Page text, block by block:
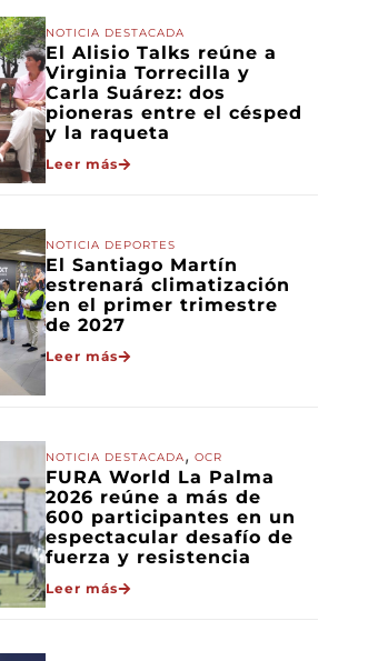
NOTICIA DESTACADA
El Alisio Talks reúne a
Virginia Torrecilla y
Carla Suárez: dos
pioneras entre el césped
y la raqueta
Leer más
NOTICIA DEPORTES
El Santiago Martín
estrenará climatización
en el primer trimestre
de 2027
Leer más
NOTICIA DESTACADA, OCR
FURA World La Palma
2026 reúne a más de
600 participantes en un
espectacular desafío de
fuerza y resistencia
Leer más